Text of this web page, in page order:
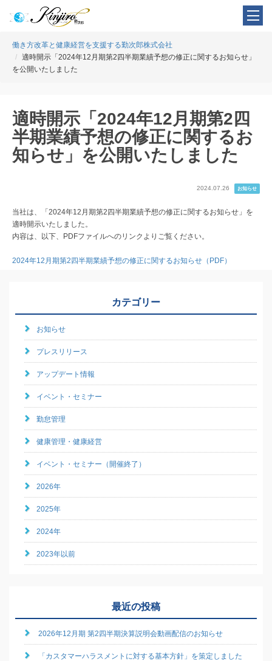
働き方改革と健康経営を支援する勤次郎株式会社
適時開示「2024年12月期第2四半期業績予想の修正に関するお知らせ」
を公開いたしました
適時開示「2024年12月期第2四
半期業績予想の修正に関するお
知らせ」を公開いたしました
2024.07.26 お知らせ
当社は、「2024年12月期第2四半期業績予想の修正に関するお知らせ」を
適時開示いたしました。
内容は、以下、PDFファイルへのリンクよりご覧ください。
2024年12月期第2四半期業績予想の修正に関するお知らせ（PDF）
カテゴリー
お知らせ
プレスリリース
アップデート情報
イベント・セミナー
勤怠管理
健康管理・健康経営
イベント・セミナー（開催終了）
2026年
2025年
2024年
2023年以前
最近の投稿
2026年12月期 第2四半期決算説明会動画配信のお知らせ
「カスタマーハラスメントに対する基本方針」を策定しました